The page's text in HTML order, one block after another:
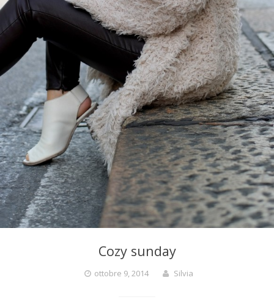
Cozy sunday
ottobre 9, 2014 Silvia